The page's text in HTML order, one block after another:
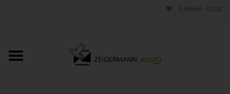
0 Artikel - €0,00
Startseite